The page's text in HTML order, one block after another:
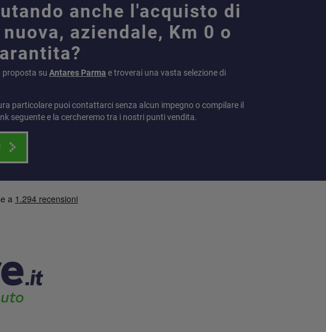
anche l'acquisto di
aziendale, Km 0 o
proposta su Antares Parma e troverai una vasta selezione di
particolare puoi contattarci senza alcun impegno o compilare il
seguente e la cercheremo tra i nostri punti vendita.